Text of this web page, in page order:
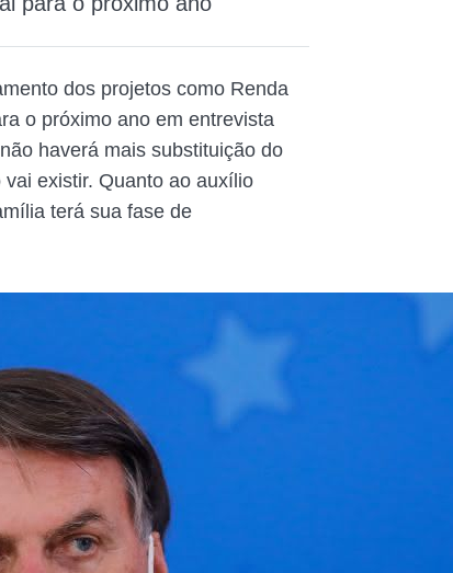
dos projetos como Renda
o próximo ano em entrevista
haverá mais substituição do
existir. Quanto ao auxílio
terá sua fase de